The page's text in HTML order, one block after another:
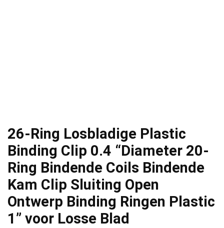
26-Ring Losbladige Plastic
Binding Clip 0.4 “Diameter 20-
Ring Bindende Coils Bindende
Kam Clip Sluiting Open
Ontwerp Binding Ringen Plastic
1” voor Losse Blad